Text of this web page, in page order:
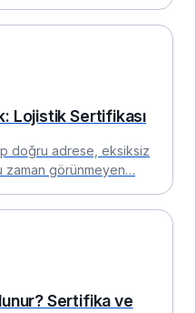
Lojistik Sertifikası
doğru adrese, eksiksiz
zaman görünmeyen…
Sertifika ve